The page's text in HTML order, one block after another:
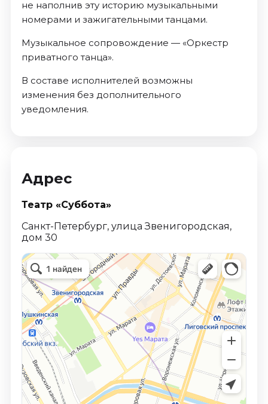
не наполнив эту историю музыкальными
номерами и зажигательными танцами.
Музыкальное сопровождение — «Оркестр
приватного танца».
В составе исполнителей возможны
изменения без дополнительного
уведомления.
Адрес
Театр «Суббота»
Санкт-Петербург, улица Звенигородская,
дом 30